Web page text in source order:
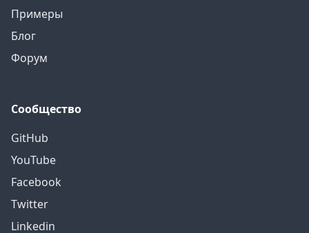
Примеры
Блог
Форум
Сообщество
GitHub
YouTube
Facebook
Twitter
Linkedin